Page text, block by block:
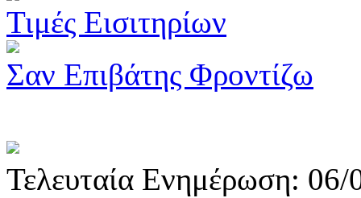
Τιμές Εισιτηρίων
Σαν Επιβάτης Φροντίζω
Τελευταία Ενημέρωση: